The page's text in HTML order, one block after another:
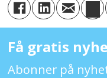
Få gratis
Abonner på